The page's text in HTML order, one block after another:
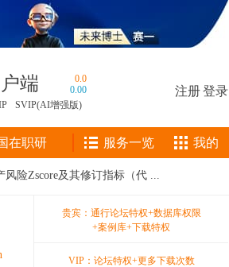
端
0.0
0.00
SVIP(AI增强版)
注册登录
在职研 服务一览 我的
风险Zscore及其修订指标（代 ...
贵宾：通行论坛特权+数据库权限
+案例库+下载特权
VIP：论坛特权+更多下载次数